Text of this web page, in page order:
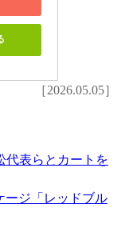
［2026.05.05］
代表らとカートを
ージ「レッドブル